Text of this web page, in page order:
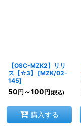
【OSC-MZK2】リリ
ス【☆3】
[MZK/02-
145]
50 円 ～100 円 (税込)
購入する